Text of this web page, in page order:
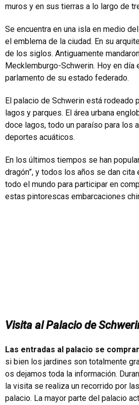
muros y en sus tierras a lo largo de
Se encuentra en una isla en medio
el emblema de la ciudad. En su
de los siglos. Antiguamente
Mecklemburgo-Schwerin. Hoy en día
parlamento de su estado federado.
El palacio de Schwerin está rodeado
lagos y parques. El área urbana
doce lagos, todo un paraíso para los
deportes acuáticos.
En los últimos tiempos se han
dragón”, y todos los años se dan
todo el mundo para participar en
estas pintorescas embarcaciones
Visita al Palacio de
Las entradas al palacio se
si bien los jardines son totalmente
os dejamos toda la información.
la visita se realiza un recorrido por
palacio. La mayor parte del palacio